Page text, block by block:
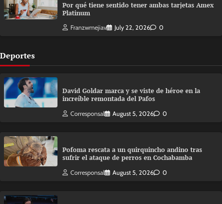
Por qué tiene sentido tener ambas tarjetas Amex
Platinum
Franzwmejiav July 22, 2026 0
Deportes
David Goldar marca y se viste de héroe en la
increíble remontada del Pafos
Corresponsal August 5, 2026 0
Pofoma rescata a un quirquincho andino tras
sufrir el ataque de perros en Cochabamba
Corresponsal August 5, 2026 0